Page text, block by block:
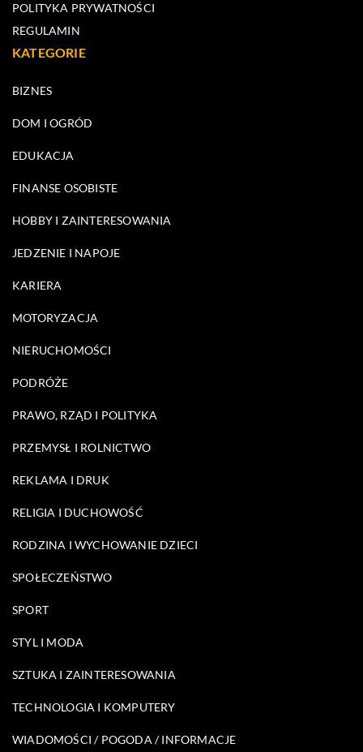
POLITYKA PRYWATNOŚCI
REGULAMIN
KATEGORIE
BIZNES
DOM I OGRÓD
EDUKACJA
FINANSE OSOBISTE
HOBBY I ZAINTERESOWANIA
JEDZENIE I NAPOJE
KARIERA
MOTORYZACJA
NIERUCHOMOŚCI
PODRÓŻE
PRAWO, RZĄD I POLITYKA
PRZEMYSŁ I ROLNICTWO
REKLAMA I DRUK
RELIGIA I DUCHOWOŚĆ
RODZINA I WYCHOWANIE DZIECI
SPOŁECZEŃSTWO
SPORT
STYL I MODA
SZTUKA I ZAINTERESOWANIA
TECHNOLOGIA I KOMPUTERY
WIADOMOŚCI / POGODA / INFORMACJE